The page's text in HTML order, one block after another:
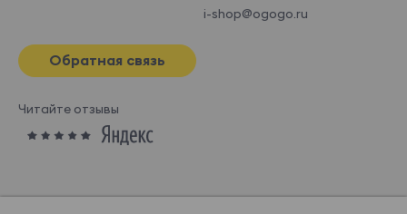
i-shop@ogogo.ru
Обратная связь
Читайте отзывы